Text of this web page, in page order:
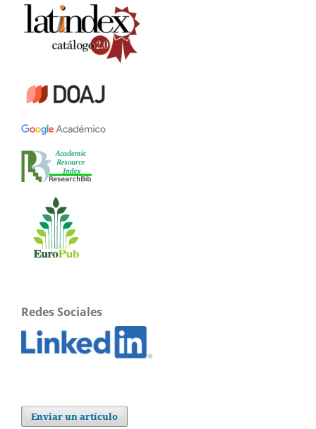
Redes Sociales
Enviar un artículo